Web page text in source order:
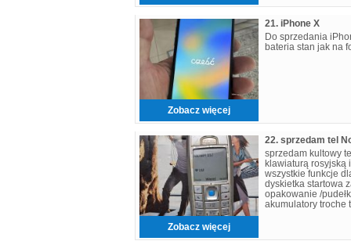
Zobacz więcej
21. iPhone X
Do sprzedania
bateria stan jak na
Zobacz więcej
22. sprzedam tel
sprzedam kultowy
klawiaturą rosyjską
wszystkie funkcje
dyskietka startowa
opakowanie /
akumulatory troche